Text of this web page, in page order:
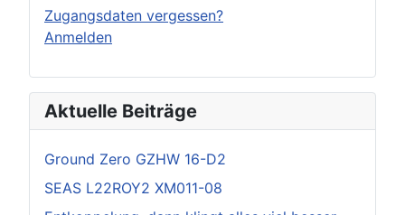
Zugangsdaten vergessen?
Anmelden
Aktuelle Beiträge
Ground Zero GZHW 16-D2
SEAS L22ROY2 XM011-08